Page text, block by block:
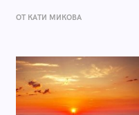
ОТ КАТИ МИКОВА